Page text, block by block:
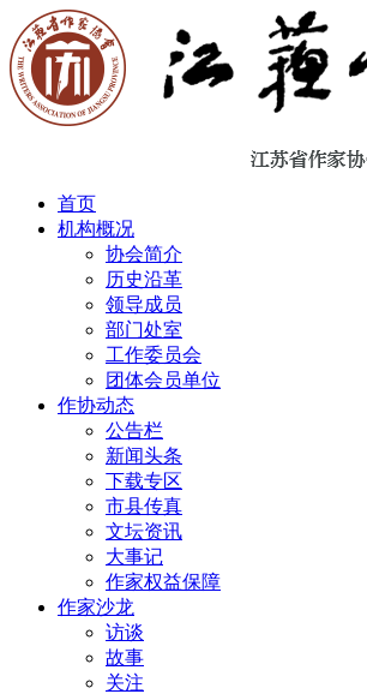
首页
机构概况
协会简介
历史沿革
领导成员
部门处室
工作委员会
团体会员单位
作协动态
公告栏
新闻头条
下载专区
市县传真
文坛资讯
大事记
作家权益保障
作家沙龙
访谈
故事
关注